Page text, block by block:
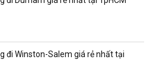
đi Winston-Salem giá rẻ nhất tại